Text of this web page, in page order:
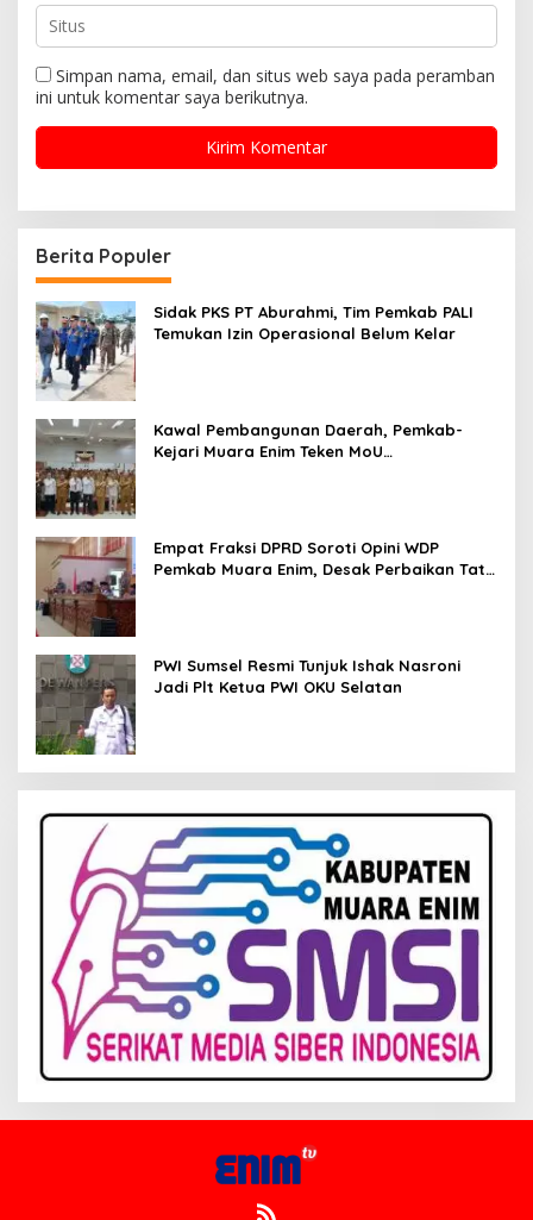
Simpan nama, email, dan situs web saya pada peramban
ini untuk komentar saya berikutnya.
Berita Populer
Sidak PKS PT Aburahmi, Tim Pemkab PALI
Temukan Izin Operasional Belum Kelar
Kawal Pembangunan Daerah, Pemkab-
Kejari Muara Enim Teken MoU
Empat Fraksi DPRD Soroti Opini WDP
Pemkab Muara Enim, Desak Perbaikan Tata
PWI Sumsel Resmi Tunjuk Ishak Nasroni
Jadi Plt Ketua PWI OKU Selatan